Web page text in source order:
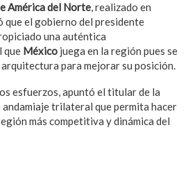
América del Norte, realizado en
que el gobierno del presidente
una auténtica
que México juega en la región pues se
para mejorar su posición.
esfuerzos, apuntó el titular de la
andamiaje trilateral que permita hacer
más competitiva y dinámica del